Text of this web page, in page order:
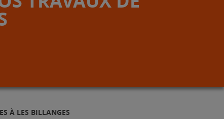
À LES BILLANGES